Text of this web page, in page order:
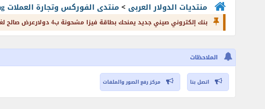
منتديات الدولار العربى >منتدى الفوركس وتجارة العملات Forex and Currency Trading
بنك إلكتروني صيني جديد يمنحك بطاقة فيزا مشحونة ب4 دولارعرض صالح لغاية 31 يناير
الملاحظات
اتصل بنا مركز رفع الصور والملفات